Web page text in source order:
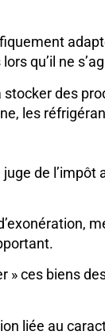
qu’il ne
des
les
de
» ces biens
liée au